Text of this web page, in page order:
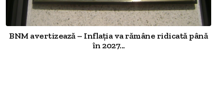
BNM avertizează – Inflația va rămâne ridicată până
în 2027...